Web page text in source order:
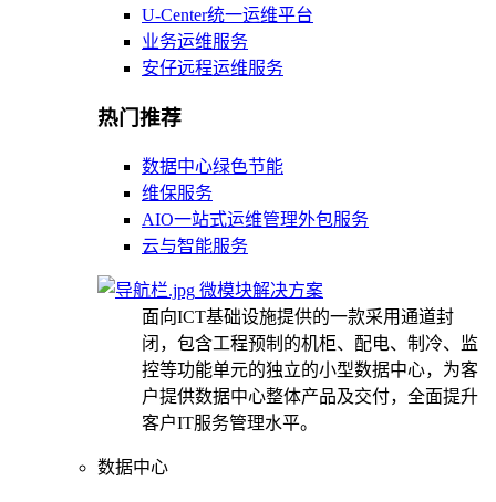
U-Center统一运维平台
业务运维服务
安仔远程运维服务
热门推荐
数据中心绿色节能
维保服务
AIO一站式运维管理外包服务
云与智能服务
微模块解决方案
面向ICT基础设施提供的一款采用通道封
闭，包含工程预制的机柜、配电、制冷、监
控等功能单元的独立的小型数据中心，为客
户提供数据中心整体产品及交付，全面提升
客户IT服务管理水平。
数据中心